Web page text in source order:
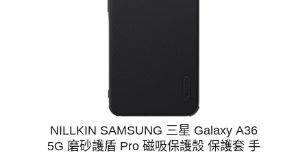
NILLKIN SAMSUNG 三星 Galaxy A36
5G 磨砂護盾 Pro 磁吸保護殼 保護套 手